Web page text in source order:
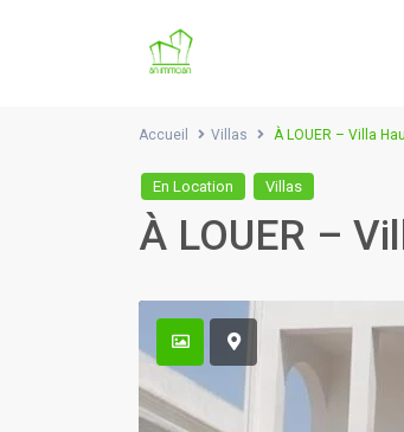
Accueil Villas À LOUER – Villa
En Location Villas
À LOUER –